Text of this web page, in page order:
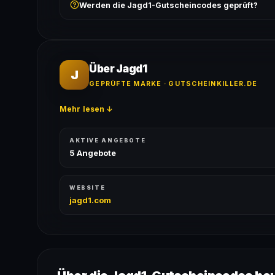
ausgeschlossen, sofern die Angebotsbedingungen
Werden die Jagd1-Gutscheincodes geprüft?
J Über Jagd1
GEPRÜFTE MARKE · GUTSCHEINKILLER.DE
Mehr lesen ↓
AKTIVE ANGEBOTE
5 Angebote
WEBSITE
jagd1.com